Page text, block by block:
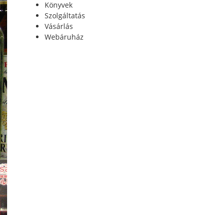
Könyvek
Szolgáltatás
Vásárlás
Webáruház